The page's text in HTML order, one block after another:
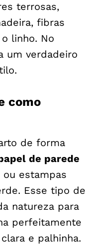
terrosas,
fibras
linho. No
um verdadeiro
como
de forma
de parede
ou estampas
Esse tipo de
natureza para
perfeitamente
e palhinha.